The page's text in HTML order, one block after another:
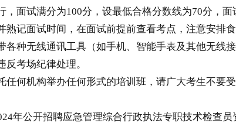
，面试满分为100分，设最低合格分数线为70分，
熟记面试时间，在面试前提前查看考点，注意安排
各种无线通讯工具（如手机、智能手表及其他无
考场纪律处理。
任何机构举办任何形式的培训班，请广大考生不要
年公开招聘应急管理综合行政执法专职技术检查